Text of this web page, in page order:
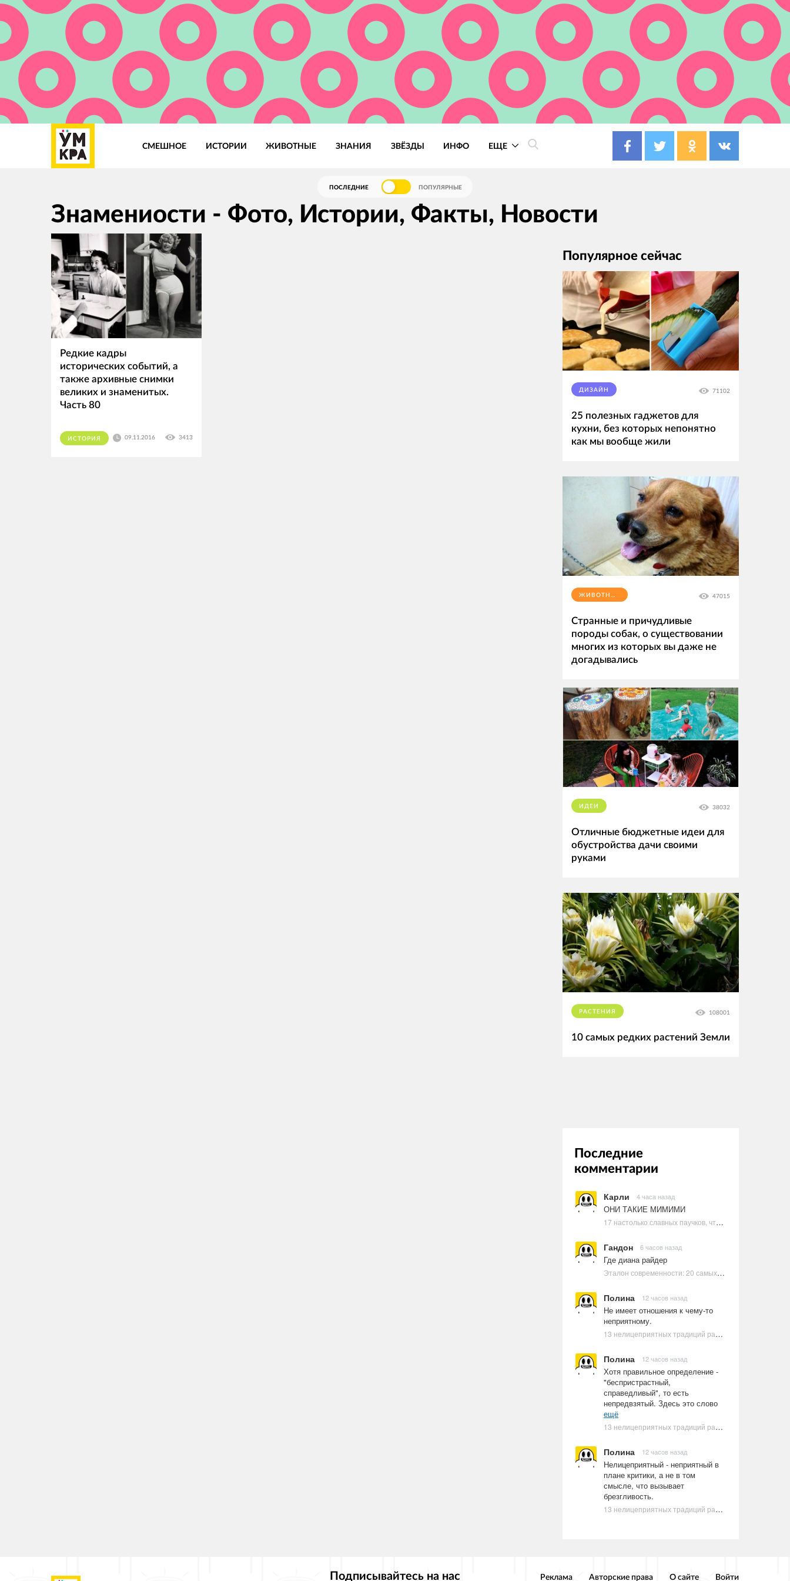
СМЕШНОЕ ИСТОРИИ ЖИВОТНЫЕ ЗНАНИЯ ЗВЁЗДЫ ИНФО ЕЩЕ
ПОСЛЕДНИЕ ПОПУЛЯРНЫЕ
Знамениости - Фото, Истории, Факты, Новости
Редкие кадры
исторических событий, а
также архивные снимки
великих и знаменитых.
Часть 80
ИСТОРИЯ 09.11.2016 3413
Популярное сейчас
ДИЗАЙН 71102
25 полезных гаджетов для
кухни, без которых непонятно
как мы вообще жили
ЖИВОТНЫЕ 47015
Странные и причудливые
породы собак, о существовании
многих из которых вы даже не
догадывались
ИДЕИ 38032
Отличные бюджетные идеи для
обустройства дачи своими
руками
РАСТЕНИЯ 108001
10 самых редких растений Земли
Последние
комментарии
Карли 4 часа назад
ОНИ ТАКИЕ МИМИМИ
17 настолько славных паучков, что даже у арахнофобов появится желание их погладить
Гандон 6 часов назад
Где диана райдер
Эталон современности: 20 самых красивых и привлекательных актрис Голливуда, по мнению Google | Ультрамарин
Полина 12 часов назад
Не имеет отношения к чему-то
неприятному.
13 нелицеприятных традиций разных стран, которые могут шокировать неподготовленного человека
Полина 12 часов назад
Хотя правильное определение -
"беспристрастный,
справедливый", то есть
непредвзятый. Здесь это слово
ещё
13 нелицеприятных традиций разных стран, которые могут шокировать неподготовленного человека
Полина 12 часов назад
Нелицеприятный - неприятный в
плане критики, а не в том
смысле, что вызывает
брезгливость.
13 нелицеприятных традиций разных стран, которые могут шокировать неподготовленного человека
Реклама Авторские права О сайте Войти
Подписывайтесь на нас